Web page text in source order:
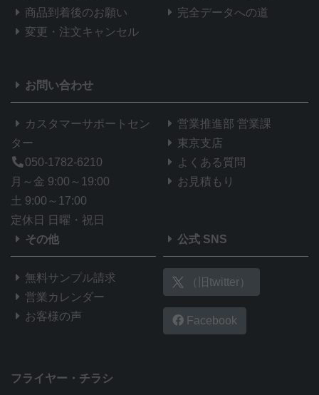
商品到着後のお願い
変更・注文キャンセル
完全データへの道
お問い合わせ
カスタマーサポートセン
ター
050-1782-6210
月～金 9:00～19:00
土 9:00～17:00
定休日 日曜・祝日
営業推進部 営業課
東京支店
よくある質問
お見積もり
その他
無料サンプル請求
営業カレンダー
お客様の声
公式 SNS
（旧twitter）
Facebook
フライヤー・チラシ